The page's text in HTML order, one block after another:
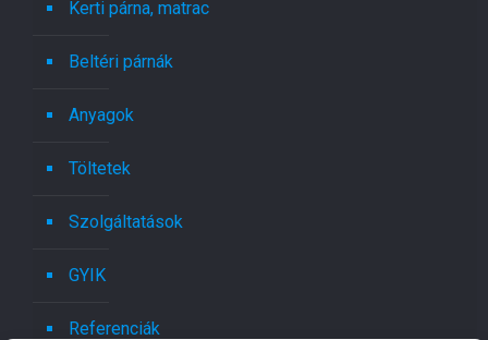
Kerti párna, matrac
Beltéri párnák
Anyagok
Töltetek
Szolgáltatások
GYIK
Referenciák